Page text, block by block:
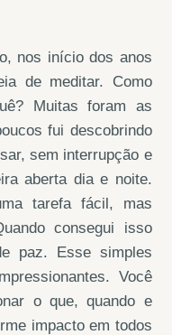
nos início dos anos
de meditar. Como
Muitas foram as
fui descobrindo
sem interrupção e
aberta dia e noite.
tarefa fácil, mas
consegui isso
paz. Esse simples
Você
o que, quando e
impacto em todos